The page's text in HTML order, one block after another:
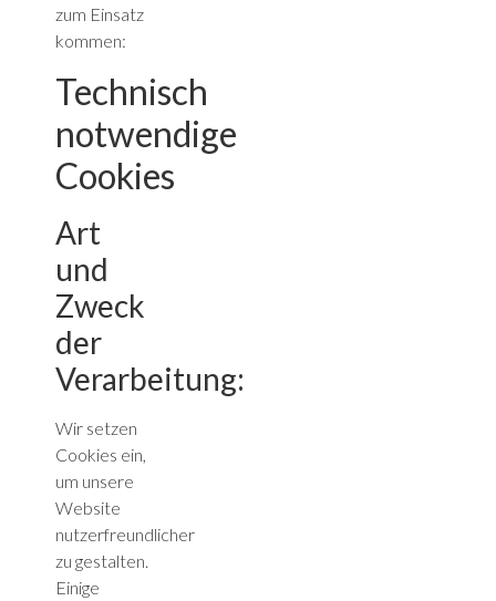
zum Einsatz
kommen:
Technisch
notwendige
Cookies
Art
und
Zweck
der
Verarbeitung:
Wir setzen
Cookies ein,
um unsere
Website
nutzerfreundlicher
zu gestalten.
Einige